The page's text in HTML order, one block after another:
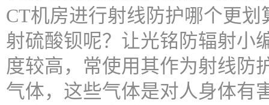
CT机房进行射线防护哪个更
射硫酸钡呢？让光铭防辐射小
度较高，常使用其作为射线防
气体，这些气体是对人身体有